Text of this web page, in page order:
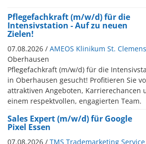
Pflegefachkraft (m/w/d) für die
Intensivstation - Auf zu neuen
Zielen!
07.08.2026 / AMEOS Klinikum St. Clemens
Oberhausen
Pflegefachkraft (m/w/d) für die
in Oberhausen gesucht! Profitieren Sie
attraktiven Angeboten, Karrierechancen
einem respektvollen, engagierten Team.
Sales Expert (m/w/d) für Google
Pixel Essen
07.08.2026 / TMS Trademarketing Service